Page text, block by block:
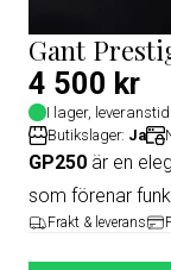
Gant
4 500 kr
I lager,
Butikslager: Ja
GP250 är en
som förenar
Frakt & leverans